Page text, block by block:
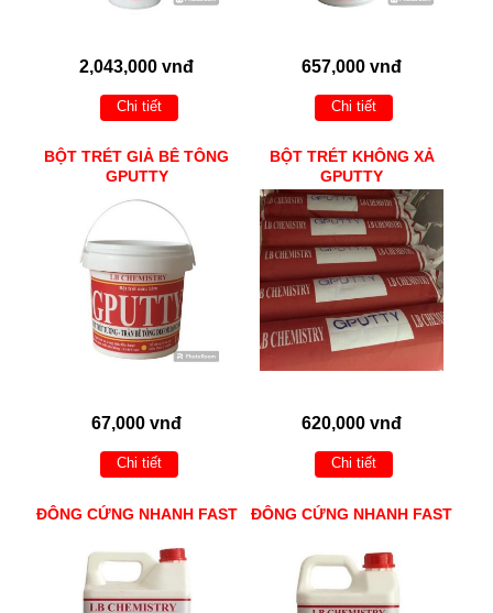
2,043,000 vnđ
Chi tiết
657,000 vnđ
Chi tiết
BỘT TRÉT GIẢ BÊ TÔNG
GPUTTY
67,000 vnđ
Chi tiết
BỘT TRÉT KHÔNG XẢ
GPUTTY
620,000 vnđ
Chi tiết
ĐÔNG CỨNG NHANH FAST ĐÔNG CỨNG NHANH FAST